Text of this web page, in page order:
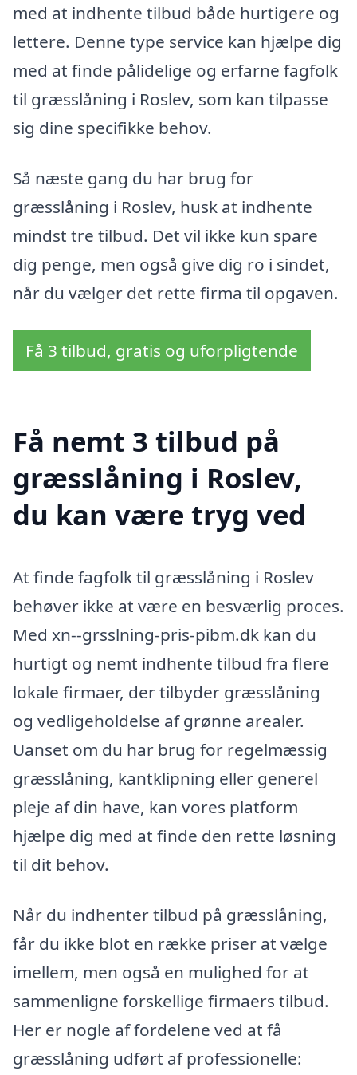
med at indhente tilbud både hurtigere og
lettere. Denne type service kan hjælpe dig
med at finde pålidelige og erfarne fagfolk
til græsslåning i Roslev, som kan tilpasse
sig dine specifikke behov.
Så næste gang du har brug for
græsslåning i Roslev, husk at indhente
mindst tre tilbud. Det vil ikke kun spare
dig penge, men også give dig ro i sindet,
når du vælger det rette firma til opgaven.
Få 3 tilbud, gratis og uforpligtende
Få nemt 3 tilbud på
græsslåning i Roslev,
du kan være tryg ved
At finde fagfolk til græsslåning i Roslev
behøver ikke at være en besværlig proces.
Med xn--grsslning-pris-pibm.dk kan du
hurtigt og nemt indhente tilbud fra flere
lokale firmaer, der tilbyder græsslåning
og vedligeholdelse af grønne arealer.
Uanset om du har brug for regelmæssig
græsslåning, kantklipning eller generel
pleje af din have, kan vores platform
hjælpe dig med at finde den rette løsning
til dit behov.
Når du indhenter tilbud på græsslåning,
får du ikke blot en række priser at vælge
imellem, men også en mulighed for at
sammenligne forskellige firmaers tilbud.
Her er nogle af fordelene ved at få
græsslåning udført af professionelle: